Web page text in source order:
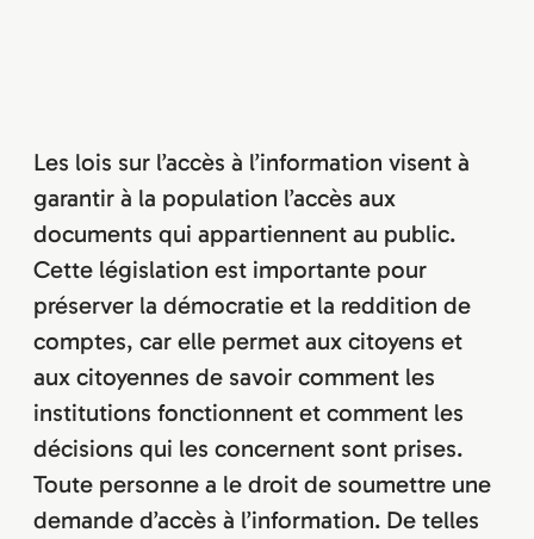
Les lois sur l’accès à l’information visent à
garantir à la population l’accès aux
documents qui appartiennent au public.
Cette législation est importante pour
préserver la démocratie et la reddition de
comptes, car elle permet aux citoyens et
aux citoyennes de savoir comment les
institutions fonctionnent et comment les
décisions qui les concernent sont prises.
Toute personne a le droit de soumettre une
demande d’accès à l’information. De telles